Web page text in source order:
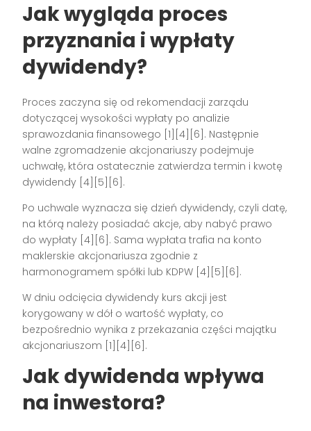
Jak wygląda proces
przyznania i wypłaty
dywidendy?
Proces zaczyna się od rekomendacji zarządu
dotyczącej wysokości wypłaty po analizie
sprawozdania finansowego [1][4][6]. Następnie
walne zgromadzenie akcjonariuszy podejmuje
uchwałę, która ostatecznie zatwierdza termin i kwotę
dywidendy [4][5][6].
Po uchwale wyznacza się dzień dywidendy, czyli datę,
na którą należy posiadać akcje, aby nabyć prawo
do wypłaty [4][6]. Sama wypłata trafia na konto
maklerskie akcjonariusza zgodnie z
harmonogramem spółki lub KDPW [4][5][6].
W dniu odcięcia dywidendy kurs akcji jest
korygowany w dół o wartość wypłaty, co
bezpośrednio wynika z przekazania części majątku
akcjonariuszom [1][4][6].
Jak dywidenda wpływa
na inwestora?